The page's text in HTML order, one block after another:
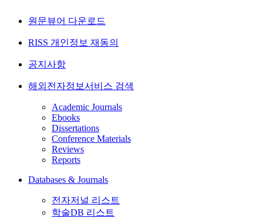
원문뷰어 다운로드
RISS 개인정보 재동의
공지사항
해외전자정보서비스 검색
Academic Journals
Ebooks
Dissertations
Conference Materials
Reviews
Reports
Databases & Journals
전자저널 리스트
학술DB 리스트